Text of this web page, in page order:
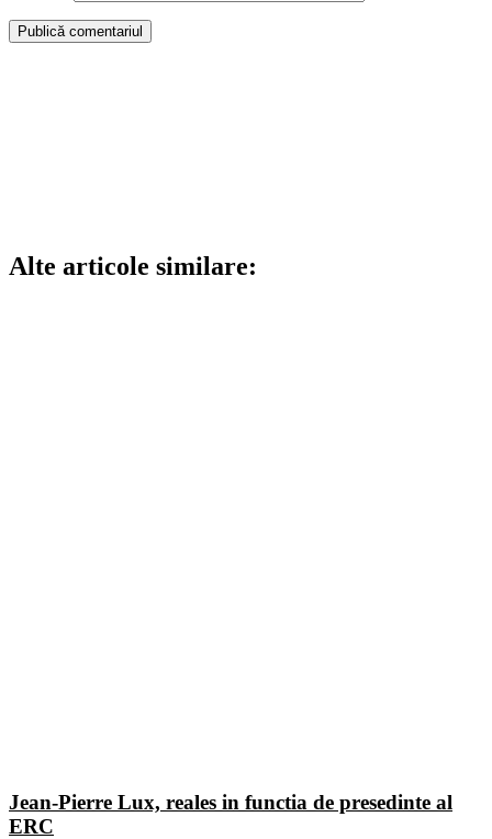
Alte articole similare:
Jean-Pierre Lux, reales in functia de presedinte al
ERC